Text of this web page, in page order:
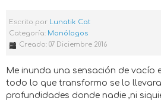
Escrito por Lunatik Cat
Categoría: Monólogos
Creado: 07 Diciembre 2016
Me inunda una sensación de vacío
todo lo que transformo se lo
profundidades donde nadie ,ni